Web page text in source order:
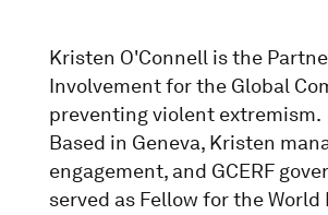
Kristen O'Connell is the
Involvement for the Global
preventing violent extremism.
Based in Geneva, Kristen
engagement, and GCERF
served as Fellow for the